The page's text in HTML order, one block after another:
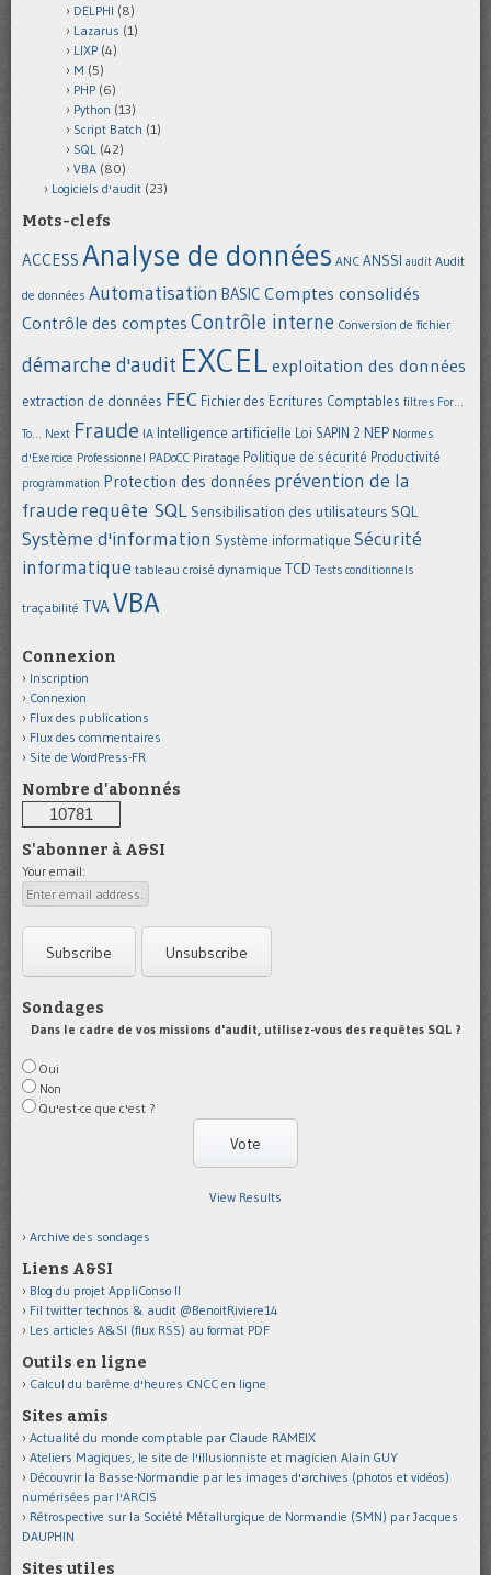
DELPHI (8)
Lazarus (1)
LIXP (4)
M (5)
PHP (6)
Python (13)
Script Batch (1)
SQL (42)
VBA (80)
Logiciels d'audit (23)
Mots-clefs
ACCESS Analyse de données ANC ANSSI audit Audit
de données Automatisation BASIC Comptes consolidés
Contrôle des comptes Contrôle interne Conversion de fichier
démarche d'audit EXCEL exploitation des données
extraction de données FEC Fichier des Ecritures Comptables filtres For...
To... Next Fraude IA Intelligence artificielle Loi SAPIN 2 NEP Normes
d'Exercice Professionnel PADoCC Piratage Politique de sécurité Productivité
programmation Protection des données prévention de la
fraude requête SQL Sensibilisation des utilisateurs SQL
Système d'information Système informatique Sécurité
informatique tableau croisé dynamique TCD Tests conditionnels
traçabilité TVAVBA
Connexion
Inscription
Connexion
Flux des publications
Flux des commentaires
Site de WordPress-FR
Nombre d'abonnés
10781
S'abonner à A&SI
Your email:
Sondages
Dans le cadre de vos missions d'audit, utilisez-vous des requêtes SQL ?
Oui
Non
Qu'est-ce que c'est ?
View Results
Archive des sondages
Liens A&SI
Blog du projet AppliConso II
Fil twitter technos & audit @BenoitRiviere14
Les articles A&SI (flux RSS) au format PDF
Outils en ligne
Calcul du barème d'heures CNCC en ligne
Sites amis
Actualité du monde comptable par Claude RAMEIX
Ateliers Magiques, le site de l'illusionniste et magicien Alain GUY
Découvrir la Basse-Normandie par les images d'archives (photos et vidéos)
numérisées par l'ARCIS
Rétrospective sur la Société Métallurgique de Normandie (SMN) par Jacques
DAUPHIN
Sites utiles